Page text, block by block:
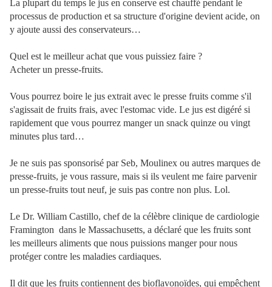
La plupart du temps le jus en conserve est chauffé pendant le
processus de production et sa structure d'origine devient acide, on
y ajoute aussi des conservateurs…
Quel est le meilleur achat que vous puissiez faire ?
Acheter un presse-fruits.
Vous pourrez boire le jus extrait avec le presse fruits comme s'il
s'agissait de fruits frais, avec l'estomac vide. Le jus est digéré si
rapidement que vous pourrez manger un snack quinze ou vingt
minutes plus tard…
Je ne suis pas sponsorisé par Seb, Moulinex ou autres marques de
presse-fruits, je vous rassure, mais si ils veulent me faire parvenir
un presse-fruits tout neuf, je suis pas contre non plus. Lol.
Le Dr. William Castillo, chef de la célèbre clinique de cardiologie
Framington dans le Massachusetts, a déclaré que les fruits sont
les meilleurs aliments que nous puissions manger pour nous
protéger contre les maladies cardiaques.
Il dit que les fruits contiennent des bioflavonoïdes, qui empêchent